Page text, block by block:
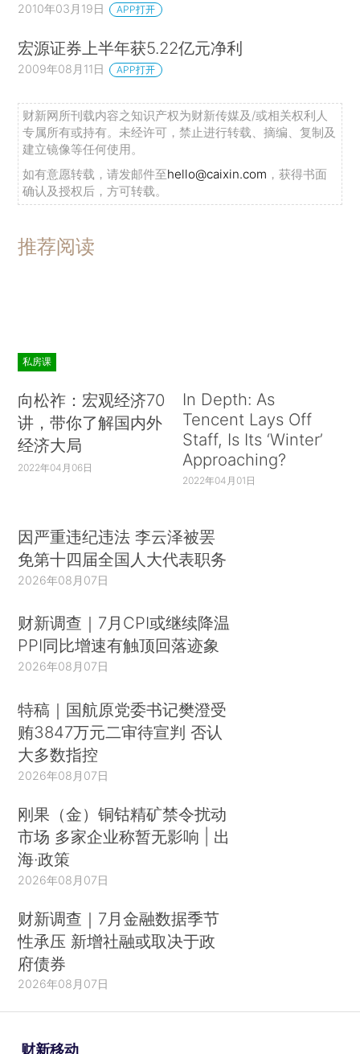
2010年03月19日 APP打开
宏源证券上半年获5.22亿元净利
2009年08月11日 APP打开
财新网所刊载内容之知识产权为财新传媒及/或相关权利人
专属所有或持有。未经许可，禁止进行转载、摘编、复制及
建立镜像等任何使用。
如有意愿转载，请发邮件至hello@caixin.com ，获得书面
确认及授权后，方可转载。
推荐阅读
私房课
向松祚：宏观经济70
讲，带你了解国内外
经济大局
2022年04月06日
In Depth: As
Tencent Lays Off
Staff, Is Its ‘Winter’
Approaching?
2022年04月01日
因严重违纪违法 李云泽被罢
免第十四届全国人大代表职务
2026年08月07日
财新调查｜7月CPI或继续降温
PPI同比增速有触顶回落迹象
2026年08月07日
特稿｜国航原党委书记樊澄受
贿3847万元二审待宣判 否认
大多数指控
2026年08月07日
刚果（金）铜钴精矿禁令扰动
市场 多家企业称暂无影响 | 出
海·政策
2026年08月07日
财新调查｜7月金融数据季节
性承压 新增社融或取决于政
府债券
2026年08月07日
财新移动